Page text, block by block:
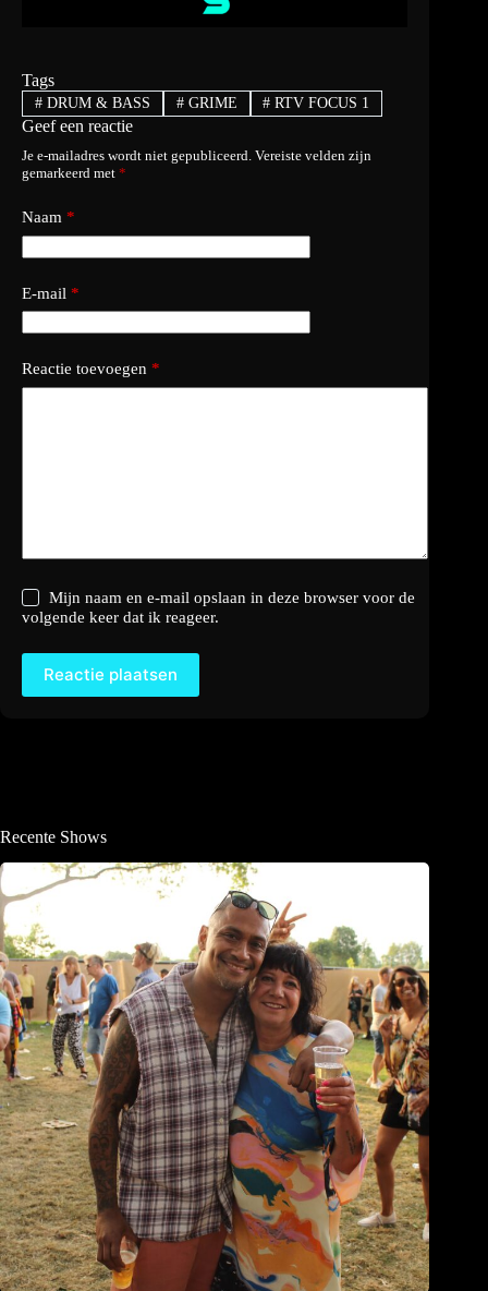
Tags
#DRUM & BASS #GRIME # RTV FOCUS 1
Geef een reactie
Je e-mailadres wordt niet gepubliceerd. Vereiste velden zijn
gemarkeerd met *
Naam *
E-mail *
Reactie toevoegen *
Mijn naam en e-mail opslaan in deze browser voor de
volgende keer dat ik reageer.
Reactie plaatsen
Recente Shows